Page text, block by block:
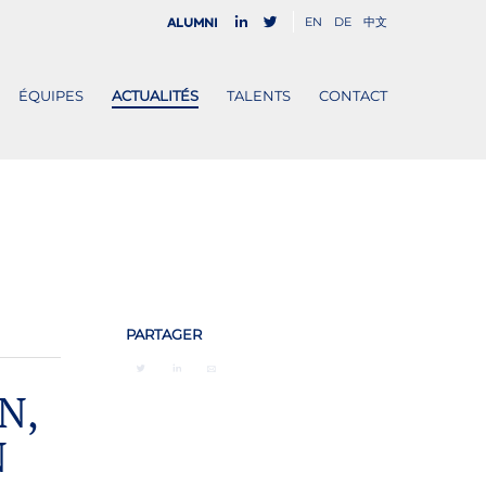
Alumni EN DE 中文
ÉQUIPES ACTUALITÉS TALENTS CONTACT
PARTAGER